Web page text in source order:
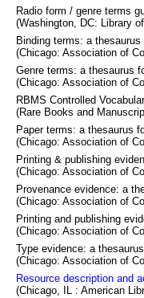
Radio form / genre terms
(Washington, DC: Library
Binding terms: a
(Chicago: Association of
Genre terms: a thesaurus
(Chicago: Association of
RBMS Controlled
(Rare Books and
Paper terms: a thesaurus
(Chicago: Association of
Printing & publishing
(Chicago: Association of
Provenance evidence: a
(Chicago: Association of
Printing and publishing
(Chicago: Association of
Type evidence: a
(Chicago: Association of
Resource description and
(Chicago, IL : American